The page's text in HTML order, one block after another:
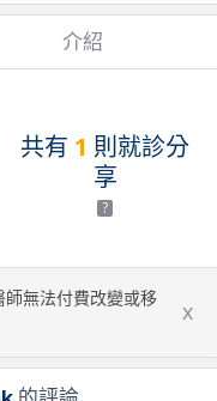
介紹
共有 1 則就診分
享
?
師無法付費改變或移
x